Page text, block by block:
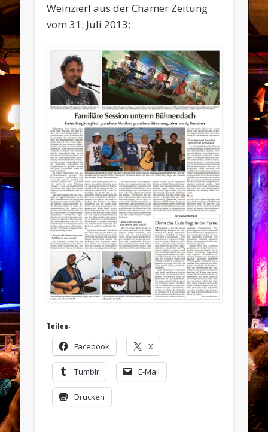
Weinzierl aus der Chamer Zeitung
vom 31. Juli 2013:
Teilen:
Facebook X
Tumblr E-Mail
Drucken